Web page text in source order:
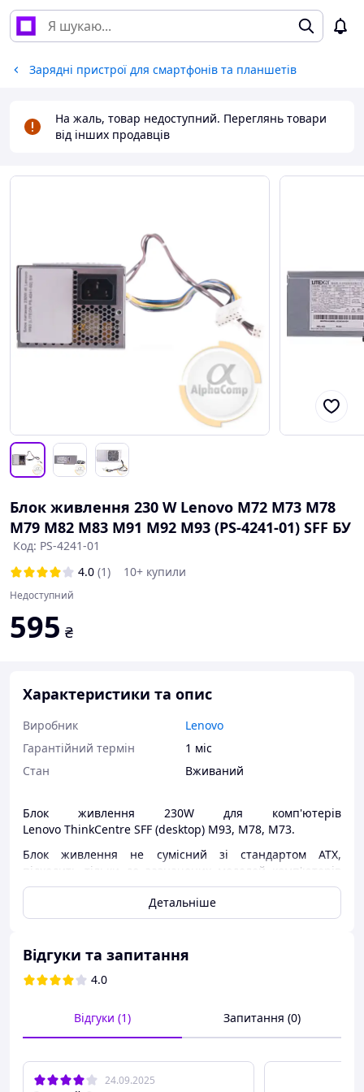
Зарядні пристрої для смартфонів та планшетів
На жаль, товар недоступний. Переглянь товари
від інших продавців
Блок живлення 230 W Lenovo M72 M73 M78
M79 M82 M83 M91 M92 M93 (PS-4241-01) SFF БУ
Код: PS-4241-01
4.0 (1) 10+ купили
Недоступний
595 ₴
Характеристики та опис
Виробник
Lenovo
Гарантійний термін
1 міс
Стан
Вживаний
Блок живлення 230W для комп'ютерів
Lenovo ThinkCentre SFF (desktop) M93, M78, M73.
Блок живлення не сумісний зі стандартом ATX,
підходить тільки до зазначених моделей комп'ютерів
Lenovo.
Зверніть увагу — комп'ютери виробляються в різних
однієї моделі ПК.
Сумісні моделі:
ThinkCentre A75
ThinkCentre M72
ThinkCentre M73
ThinkCentre M73e
ThinkCentre M75e
Детальніше
Відгуки та запитання
4.0
Відгуки (1) Запитання (0)
24.09.2025